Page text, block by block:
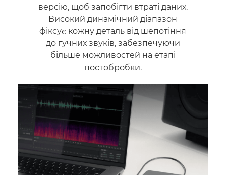
версію, щоб запобігти втраті даних.
Високий динамічний діапазон
фіксує кожну деталь від шепотіння
до гучних звуків, забезпечуючи
більше можливостей на етапі
постобробки.